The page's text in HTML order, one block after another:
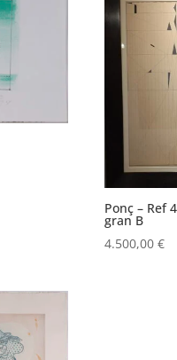
Ponç – Ref
gran B
4.500,00€